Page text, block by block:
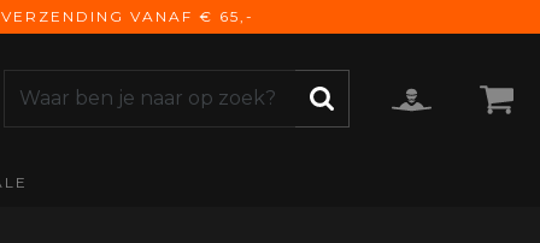
VANAF € 65,-